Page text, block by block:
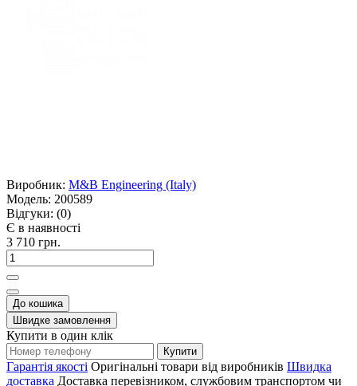
Виробник: M&B Engineering (Italy)
Модель: 200589
Відгуки: (0)
Є в наявності
3 710 грн.
До кошика
Швидке замовлення
Купити в один клік
Купити
Гарантія якості Оригінальні товари від виробників Швидка
доставка Доставка перевізником, службовим транспортом чи